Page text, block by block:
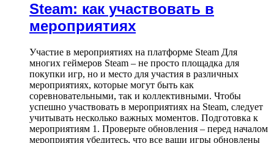
Steam: как участвовать в
мероприятиях
Участие в мероприятиях на платформе Steam Для
многих геймеров Steam – не просто площадка для
покупки игр, но и место для участия в различных
мероприятиях, которые могут быть как
соревновательными, так и коллективными. Чтобы
успешно участвовать в мероприятиях на Steam, следует
учитывать несколько важных моментов. Подготовка к
мероприятиям 1. Проверьте обновления – перед началом
мероприятия убедитесь, что все ваши игры обновлены